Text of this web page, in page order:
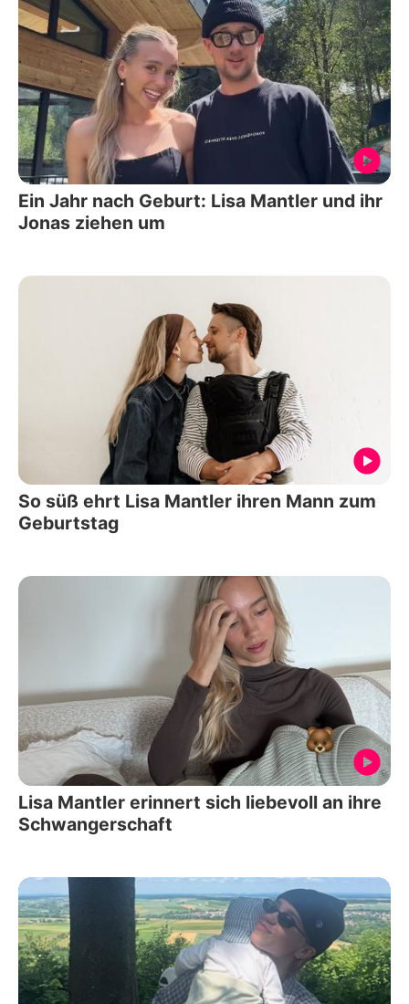
Ein Jahr nach Geburt: Lisa Mantler und ihr
Jonas ziehen um
So süß ehrt Lisa Mantler ihren Mann zum
Geburtstag
Lisa Mantler erinnert sich liebevoll an ihre
Schwangerschaft